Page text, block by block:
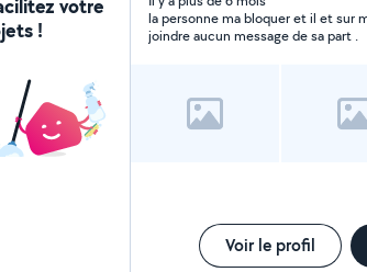
votre
!
la personne ma bloquer et il et sur
joindre aucun message de sa part .
Voir le profil